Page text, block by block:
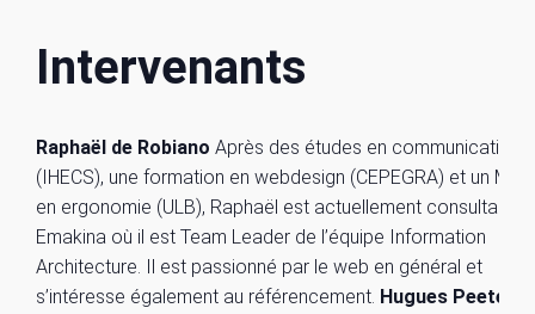
Intervenants
Raphaël de Robiano Après des études en communication
(IHECS), une formation en webdesign (CEPEGRA) et un
en ergonomie (ULB), Raphaël est actuellement consultant
Emakina où il est Team Leader de l’équipe Information
Architecture. Il est passionné par le web en général et
s’intéresse également au référencement. Hugues Peeters